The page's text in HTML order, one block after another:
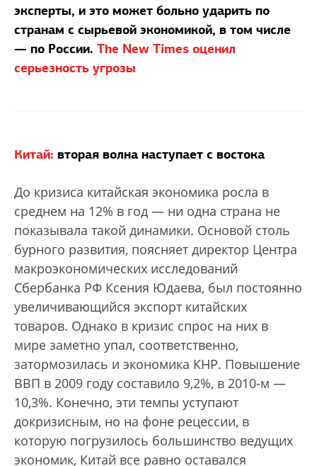
эксперты, и это может больно ударить по
странам с сырьевой экономикой, в том числе
— по России. The New Times оценил
серьезность угрозы
Китай: вторая волна наступает с востока
До кризиса китайская экономика росла в
среднем на 12% в год — ни одна страна не
показывала такой динамики. Основой столь
бурного развития, поясняет директор Центра
макроэкономических исследований
Сбербанка РФ Ксения Юдаева, был постоянно
увеличивающийся экспорт китайских
товаров. Однако в кризис спрос на них в
мире заметно упал, соответственно,
затормозилась и экономика КНР. Повышение
ВВП в 2009 году составило 9,2%, в 2010-м —
10,3%. Конечно, эти темпы уступают
докризисным, но на фоне рецессии, в
которую погрузилось большинство ведущих
экономик, Китай все равно оставался